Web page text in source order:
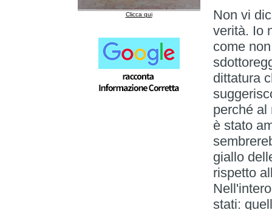
Clicca qui
Non vi
verità. Io
come
dittatura
perché al
è stato
giallo
rispetto
stati: